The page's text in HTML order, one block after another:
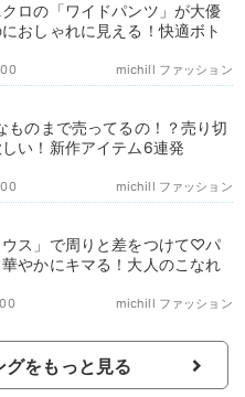
ロの「ワイドパンツ」が大優
おしゃれに見える！快適ボト
michill ファッション
ものまで売ってるの！？売り切
い！新作アイテム6連発
michill ファッション
ス」で周りと差をつけて♡パ
やかにキマる！大人のこなれ
michill ファッション
グをもっと見る